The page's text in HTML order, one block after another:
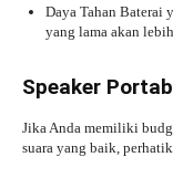
Daya Tahan Baterai
yang lama akan
Speaker
Jika Anda memiliki
suara yang baik,